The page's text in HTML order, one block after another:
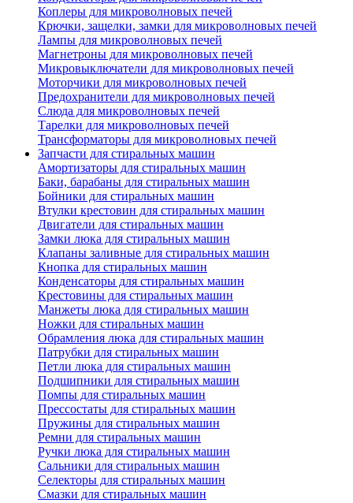
Коплеры для микроволновых печей
Крючки, защелки, замки для микроволновых печей
Лампы для микроволновых печей
Магнетроны для микроволновых печей
Микровыключатели для микроволновых печей
Моторчики для микроволновых печей
Предохранители для микроволновых печей
Слюда для микроволновых печей
Тарелки для микроволновых печей
Трансформаторы для микроволновых печей
Запчасти для стиральных машин
Амортизаторы для стиральных машин
Баки, барабаны для стиральных машин
Бойники для стиральных машин
Втулки крестовин для стиральных машин
Двигатели для стиральных машин
Замки люка для стиральных машин
Клапаны заливные для стиральных машин
Кнопка для стиральных машин
Конденсаторы для стиральных машин
Крестовины для стиральных машин
Манжеты люка для стиральных машин
Ножки для стиральных машин
Обрамления люка для стиральных машин
Патрубки для стиральных машин
Петли люка для стиральных машин
Подшипники для стиральных машин
Помпы для стиральных машин
Прессостаты для стиральных машин
Пружины для стиральных машин
Ремни для стиральных машин
Ручки люка для стиральных машин
Сальники для стиральных машин
Селекторы для стиральных машин
Смазки для стиральных машин